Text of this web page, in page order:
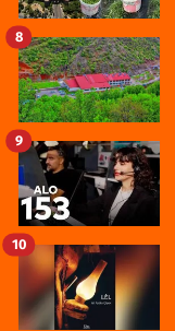
8
9
10